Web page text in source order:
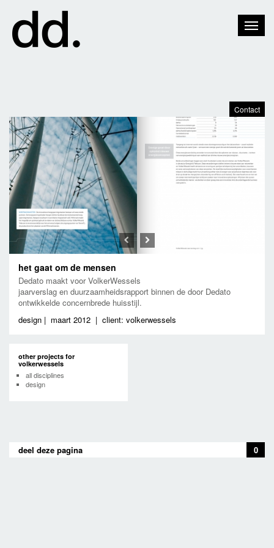
Contact
Toggle
PreviousNext
het gaat om de mensen
Dedato maakt voor VolkerWessels
jaarverslag en duurzaamheidsrapport binnen de door Dedato
ontwikkelde concernbrede huisstijl.
design | maart 2012 | client: volkerwessels
other projects for
volkerwessels
all disciplines
design
deel deze pagina 0